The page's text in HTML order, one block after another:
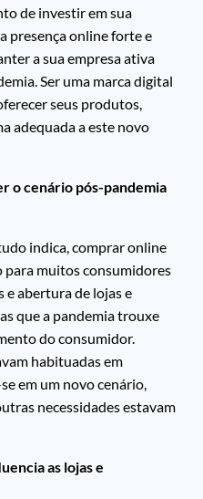
de investir em sua
presença online forte e
a sua empresa ativa
Ser uma marca digital
seus produtos,
adequada a este novo
o cenário pós-pandemia
indica, comprar online
para muitos consumidores
e abertura de lojas e
que a pandemia trouxe
do consumidor.
habituadas em
em um novo cenário,
necessidades estavam
as lojas e